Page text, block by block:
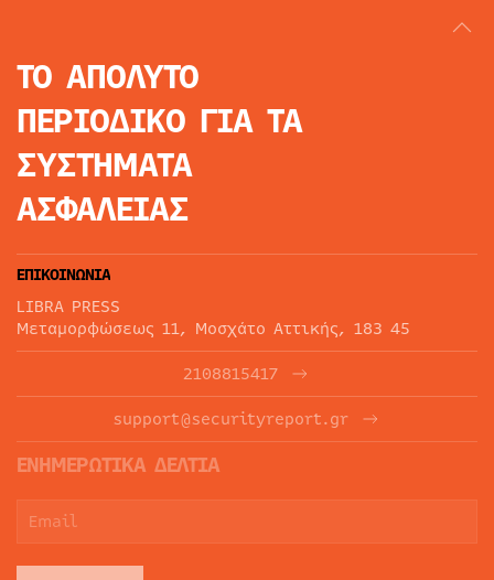
ΤΟ ΑΠΟΛΥΤΟ
ΠΕΡΙΟΔΙΚΟ ΓΙΑ ΤΑ
ΣΥΣΤΗΜΑΤΑ
ΑΣΦΑΛΕΙΑΣ
ΕΠΙΚΟΙΝΩΝΙΑ
LIBRA PRESS
Μεταμορφώσεως 11, Μοσχάτο Αττικής, 183 45
2108815417
support@securityreport.gr
ΕΝΗΜΕΡΩΤΙΚΑ ΔΕΛΤΙΑ